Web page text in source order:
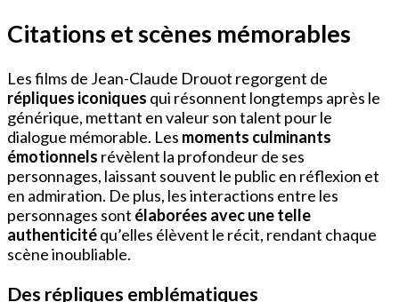
Citations et scènes mémorables
Les films de Jean-Claude Drouot regorgent de
répliques iconiques qui résonnent longtemps après le
générique, mettant en valeur son talent pour le
dialogue mémorable. Les moments culminants
émotionnels révèlent la profondeur de ses
personnages, laissant souvent le public en réflexion et
en admiration. De plus, les interactions entre les
personnages sont élaborées avec une telle
authenticitéqu’elles élèvent le récit, rendant chaque
scène inoubliable.
Des répliques emblématiques